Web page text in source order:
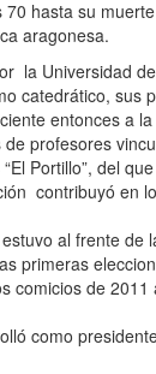
70 hasta su
aragonesa.
la Universidad
catedrático, sus
entonces a
profesores
Portillo”, del
contribuyó en
al frente de
primeras
comicios de
como